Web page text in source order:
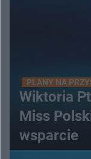
PLANY NA
Wiktoria
Miss
wsparcie